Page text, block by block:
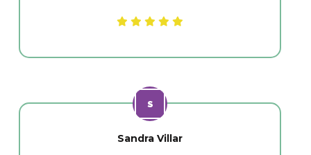
Sandra Villar